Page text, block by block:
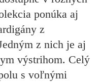
ponúka aj
z
z nich je aj
výstrihom. Celý
s voľnými